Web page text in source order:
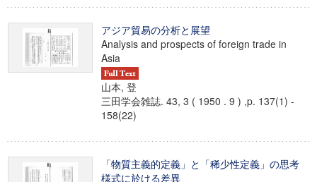
アジア貿易の分析と展望
Analysis and prospects of foreign trade in
Asia
山本, 登
三田学会雑誌. 43, 3 ( 1950 . 9 ) ,p. 137(1) -
158(22)
「物質主義的定義」と「稀少性定義」の思考
様式に於ける差異